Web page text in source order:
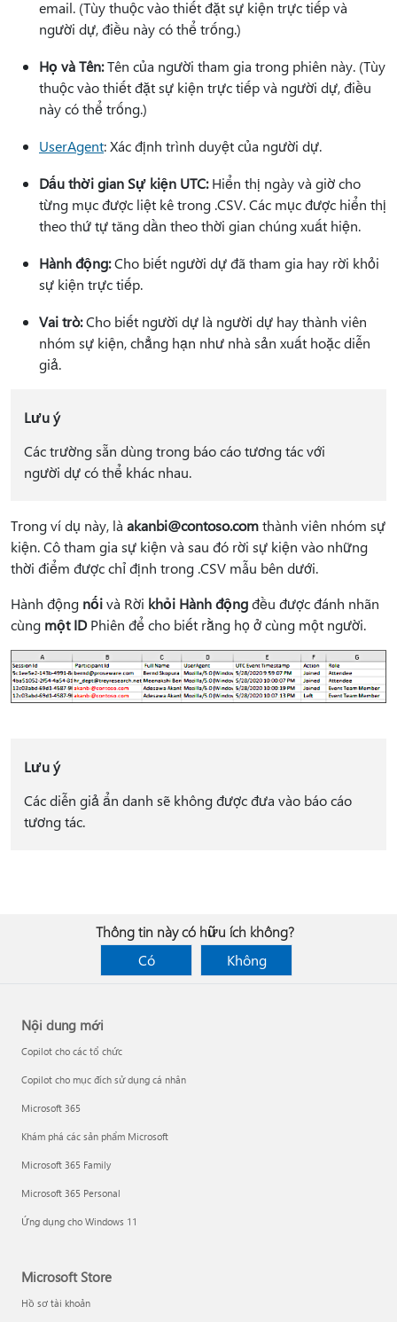
email. (Tùy thuộc vào thiết đặt sự kiện trực tiếp và
người dự, điều này có thể trống.)
Họ và Tên:Tên của người tham gia trong phiên này. (Tùy
thuộc vào thiết đặt sự kiện trực tiếp và người dự, điều
này có thể trống.)
UserAgent: Xác định trình duyệt của người dự.
Dấu thời gian Sự kiện UTC:Hiển thị ngày và giờ cho
từng mục được liệt kê trong .CSV. Các mục được hiển thị
theo thứ tự tăng dần theo thời gian chúng xuất hiện.
Hành động:Cho biết người dự đã tham gia hay rời khỏi
sự kiện trực tiếp.
Vai trò:Cho biết người dự là người dự hay thành viên
nhóm sự kiện, chẳng hạn như nhà sản xuất hoặc diễn
giả.
Lưu ý
Các trường sẵn dùng trong báo cáo tương tác với
người dự có thể khác nhau.
Trong ví dụ này, là akanbi@contoso.comthành viên nhóm sự
kiện. Cô tham gia sự kiện và sau đó rời sự kiện vào những
thời điểm được chỉ định trong .CSV mẫu bên dưới.
Hành động nốivà Rời khỏi Hành độngđều được đánh nhãn
cùng một ID Phiên để cho biết rằng họ ở cùng một người.
Lưu ý
Các diễn giả ẩn danh sẽ không được đưa vào báo cáo
tương tác.
Thông tin này có hữu ích không?
Có
Không
Nội dung mới
Copilot cho các tổ chức
Copilot cho mục đích sử dụng cá nhân
Microsoft 365
Khám phá các sản phẩm Microsoft
Microsoft 365 Family
Microsoft 365 Personal
Ứng dụng cho Windows 11
Microsoft Store
Hồ sơ tài khoản